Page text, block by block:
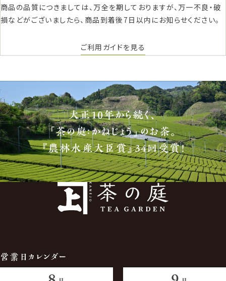
商品の品質につきましては、万全を期しておりますが、万一不良・破
損などがございましたら、商品到着後7日以内にお知らせください。
ご利用ガイドを見る
大正10年から続く、
「茶の庭：かねじょう」のお茶。
『農林水産大臣賞』34回受賞！
営業日カレンダー